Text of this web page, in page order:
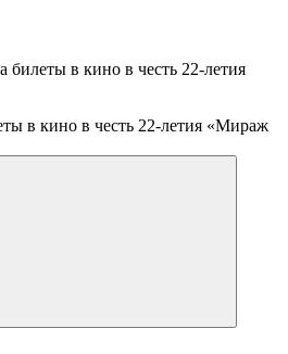
билеты в кино в честь 22-летия
в кино в честь 22-летия «Мираж